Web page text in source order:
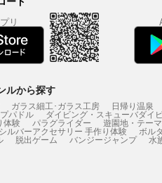
リ
ルから探す
ガラス細工･ガラス工房 日帰り温泉
パドル ダイビング・スキューバダイ
体験 パラグライダー 遊園地・テー
ルバーアクセサリー 手作り体験 ボル
脱出ゲーム バンジージャンプ 水